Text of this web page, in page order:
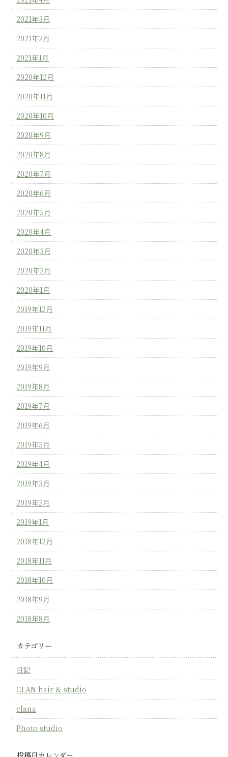
2021年3月
2021年2月
2021年1月
2020年12月
2020年11月
2020年10月
2020年9月
2020年8月
2020年7月
2020年6月
2020年5月
2020年4月
2020年3月
2020年2月
2020年1月
2019年12月
2019年11月
2019年10月
2019年9月
2019年8月
2019年7月
2019年6月
2019年5月
2019年4月
2019年3月
2019年2月
2019年1月
2018年12月
2018年11月
2018年10月
2018年9月
2018年8月
カテゴリー
日記
CLAN hair & studio
clana
Photo studio
投稿日カレンダー